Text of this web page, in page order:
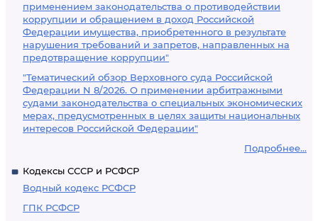
применением законодательства о противодействии
коррупции и обращением в доход Российской
Федерации имущества, приобретенного в результате
нарушения требований и запретов, направленных на
предотвращение коррупции"
"Тематический обзор Верховного суда Российской
Федерации N 8/2026. О применении арбитражными
судами законодательства о специальных экономических
мерах, предусмотренных в целях защиты национальных
интересов Российской Федерации"
Подробнее...
Кодексы СССР и РСФСР
Водный кодекс РСФСР
ГПК РСФСР